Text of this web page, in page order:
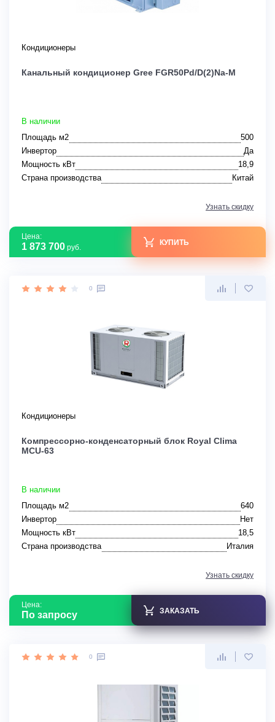
Кондиционеры
Канальный кондиционер Gree FGR50Pd/D(2)Na-M
В наличии
Площадь м2
500
Инвертор
Да
Мощность кВт
18,9
Страна производства
Китай
Узнать скидку
Цена:
1 873 700 руб.
КУПИТЬ
0
Кондиционеры
Компрессорно-конденсаторный блок Royal Clima
MCU-63
В наличии
Площадь м2
640
Инвертор
Нет
Мощность кВт
18,5
Страна производства
Италия
Узнать скидку
Цена:
По запросу ЗАКАЗАТЬ
0